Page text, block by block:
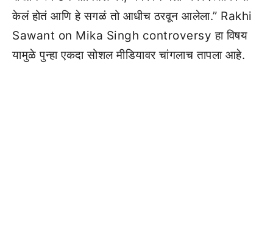
केलं होतं आणि हे सगळं तो आधीच ठरवून आलेला.” Rakhi
Sawant on Mika Singh controversy हा विषय
यामुळे पुन्हा एकदा सोशल मीडियावर चांगलाच तापला आहे.